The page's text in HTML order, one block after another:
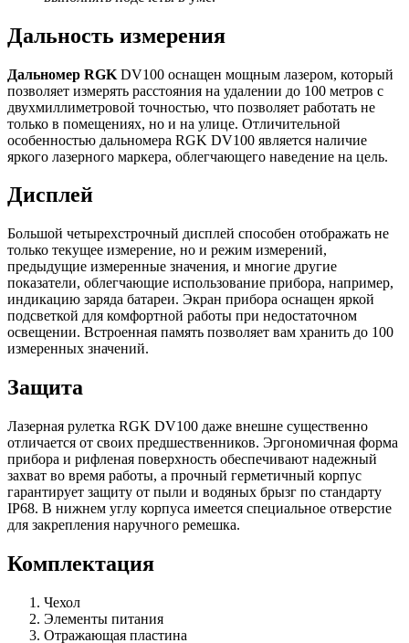
Дальность измерения
Дальномер RGK DV100 оснащен мощным лазером, который
позволяет измерять расстояния на удалении до 100 метров с
двухмиллиметровой точностью, что позволяет работать не
только в помещениях, но и на улице. Отличительной
особенностью дальномера RGK DV100 является наличие
яркого лазерного маркера, облегчающего наведение на цель.
Дисплей
Большой четырехстрочный дисплей способен отображать не
только текущее измерение, но и режим измерений,
предыдущие измеренные значения, и многие другие
показатели, облегчающие использование прибора, например,
индикацию заряда батареи. Экран прибора оснащен яркой
подсветкой для комфортной работы при недостаточном
освещении. Встроенная память позволяет вам хранить до 100
измеренных значений.
Защита
Лазерная рулетка RGK DV100 даже внешне существенно
отличается от своих предшественников. Эргономичная форма
прибора и рифленая поверхность обеспечивают надежный
захват во время работы, а прочный герметичный корпус
гарантирует защиту от пыли и водяных брызг по стандарту
IP68. В нижнем углу корпуса имеется специальное отверстие
для закрепления наручного ремешка.
Комплектация
Чехол
Элементы питания
Отражающая пластина